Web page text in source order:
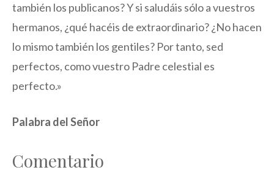
también los publicanos? Y si saludáis sólo a vuestros
hermanos, ¿qué hacéis de extraordinario? ¿No hacen
lo mismo también los gentiles? Por tanto, sed
perfectos, como vuestro Padre celestial es
perfecto.»
Palabra del Señor
Comentario